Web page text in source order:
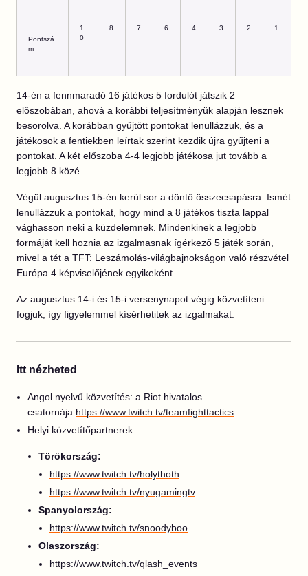
Pontszá
m
1
0
8 7 6 4 3 2 1
14-én a fennmaradó 16 játékos 5 fordulót játszik 2
előszobában, ahová a korábbi teljesítményük alapján lesznek
besorolva. A korábban gyűjtött pontokat lenullázzuk, és a
játékosok a fentiekben leírtak szerint kezdik újra gyűjteni a
pontokat. A két előszoba 4-4 legjobb játékosa jut tovább a
legjobb 8 közé.
Végül augusztus 15-én kerül sor a döntő összecsapásra. Ismét
lenullázzuk a pontokat, hogy mind a 8 játékos tiszta lappal
vághasson neki a küzdelemnek. Mindenkinek a legjobb
formáját kell hoznia az izgalmasnak ígérkező 5 játék során,
mivel a tét a TFT: Leszámolás-világbajnokságon való részvétel
Európa 4 képviselőjének egyikeként.
Az augusztus 14-i és 15-i versenynapot végig közvetíteni
fogjuk, így figyelemmel kísérhetitek az izgalmakat.
Itt nézheted
Angol nyelvű közvetítés: a Riot hivatalos
csatornája https://www.twitch.tv/teamfighttactics
Helyi közvetítőpartnerek:
Törökország:
https://www.twitch.tv/holythoth
https://www.twitch.tv/nyugamingtv
Spanyolország:
https://www.twitch.tv/snoodyboo
Olaszország:
https://www.twitch.tv/qlash_events